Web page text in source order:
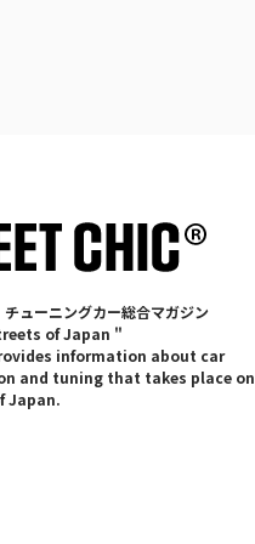
チューニングカー総合マガジン
of Japan "
information about car
and tuning that takes place on
Japan.